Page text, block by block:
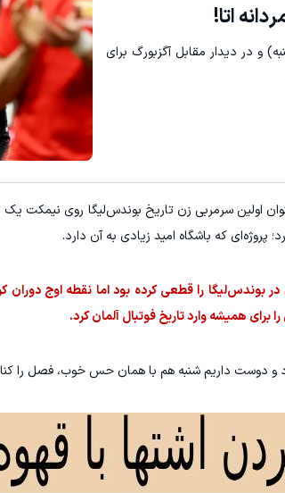
اتا!
فردا (شنبه) و در دیدار مقابل آگزبورگ برای
اولین سرمربی زن تاریخ بوندس‌لیگا روی نیمکت یک
پروژه‌ای که باشگاه امید زیادی به آن دارد.
کلن، بقای یونیون در بوندس‌لیگا را قطعی کرده بود اما نقطه
همیشه وارد تاریخ فوتبال آلمان کرد.
و دوست داریم شنبه هم با همان حس خوب، فصل را کنار
خرید محصول